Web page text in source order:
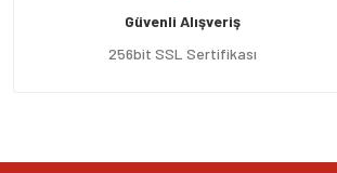
Ürün bilgilerinde hatalar bulunuyor.
Ürün fiyatı diğer sitelerden daha pahalı.
Güvenli Alışveriş
256bit SSL Sertifikası